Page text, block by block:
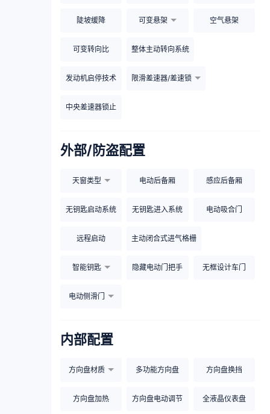
陡坡缓降 可变悬架 空气悬架
可变转向比 整体主动转向系统
发动机启停技术 限滑差速器/差速锁
中央差速器锁止
外部/防盗配置
天窗类型 电动后备厢 感应后备厢
无钥匙启动系统 无钥匙进入系统 电动吸合门
远程启动 主动闭合式进气格栅
智能钥匙 隐藏电动门把手 无框设计车门
电动侧滑门
内部配置
方向盘材质 多功能方向盘 方向盘换挡
方向盘加热 方向盘电动调节 全液晶仪表盘